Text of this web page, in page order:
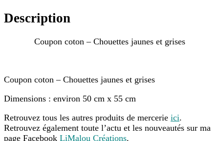
Description
Coupon coton – Chouettes jaunes et grises
Coupon coton – Chouettes jaunes et grises
Dimensions : environ 50 cm x 55 cm
Retrouvez tous les autres produits de mercerie ici.
Retrouvez également toute l’actu et les nouveautés sur ma
page Facebook LiMalou Créations.